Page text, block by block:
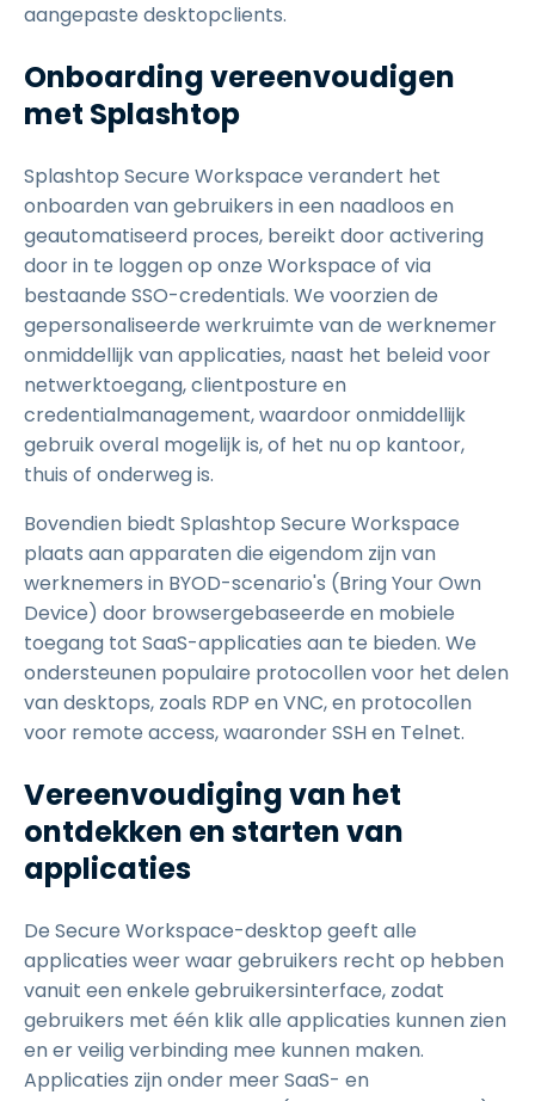
aangepaste desktopclients.
Onboarding vereenvoudigen
met Splashtop
Splashtop Secure Workspace verandert het
onboarden van gebruikers in een naadloos en
geautomatiseerd proces, bereikt door activering
door in te loggen op onze Workspace of via
bestaande SSO-credentials. We voorzien de
gepersonaliseerde werkruimte van de werknemer
onmiddellijk van applicaties, naast het beleid voor
netwerktoegang, clientposture en
credentialmanagement, waardoor onmiddellijk
gebruik overal mogelijk is, of het nu op kantoor,
thuis of onderweg is.
Bovendien biedt Splashtop Secure Workspace
plaats aan apparaten die eigendom zijn van
werknemers in BYOD-scenario's (Bring Your Own
Device) door browsergebaseerde en mobiele
toegang tot SaaS-applicaties aan te bieden. We
ondersteunen populaire protocollen voor het delen
van desktops, zoals RDP en VNC, en protocollen
voor remote access, waaronder SSH en Telnet.
Vereenvoudiging van het
ontdekken en starten van
applicaties
De Secure Workspace-desktop geeft alle
applicaties weer waar gebruikers recht op hebben
vanuit een enkele gebruikersinterface, zodat
gebruikers met één klik alle applicaties kunnen zien
en er veilig verbinding mee kunnen maken.
Applicaties zijn onder meer SaaS- en